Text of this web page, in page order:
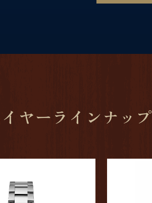
ヤーラインナップ